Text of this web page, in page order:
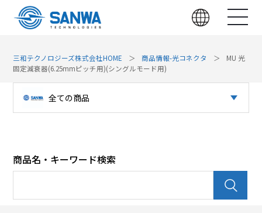
三和テクノロジーズ株式会社HOME 商品情報-光コネクタ
MU 光
固定減衰器(6.25mmピッチ用)(シングルモード用)
全ての商品
パッチパネル（光）
商品名・キーワード検索